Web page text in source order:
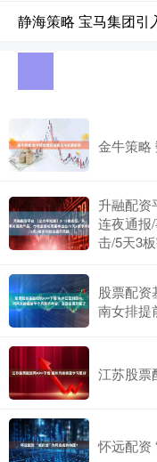
静海策略 宝马集团引
金牛策略
升融配资
连夜通报
击/5天3
股票配
南女排提
江苏股票
怀远配资